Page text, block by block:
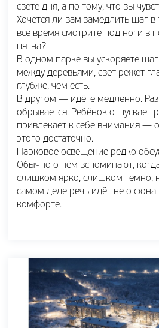
свете дня, а по тому, что вы
Хочется ли вам замедлить шаг
всё время смотрите под ноги в
пятна?
В одном парке вы ускоряете
между деревьями, свет режет
глубже, чем есть.
В другом — идёте медленно.
обрывается. Ребёнок отпускает
привлекает к себе внимания —
этого достаточно.
Парковое освещение редко
Обычно о нём вспоминают, когда
слишком ярко, слишком темно,
самом деле речь идёт не о
комфорте.